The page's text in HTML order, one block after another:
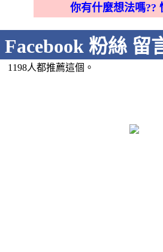
你有什麼想法嗎??
Facebook 粉絲 留
1198人都推薦這個。